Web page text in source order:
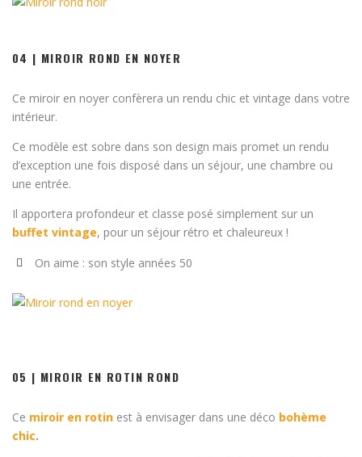
04 | MIROIR ROND EN NOYER
Ce miroir en noyer confèrera un rendu chic et vintage dans votre
intérieur.
Ce modèle est sobre dans son design mais promet un rendu
d’exception une fois disposé dans un séjour, une chambre ou
une entrée.
Il apportera profondeur et classe posé simplement sur un
buffet vintage, pour un séjour rétro et chaleureux !
On aime : son style années 50
05 | MIROIR EN ROTIN ROND
Ce miroir en rotin est à envisager dans une déco bohème
chic.